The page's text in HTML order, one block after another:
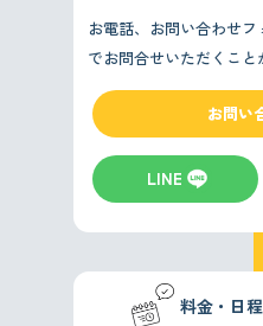
お電話、お問い合わせ
でお問合せいただくこと
お問い
LINE
料金・日